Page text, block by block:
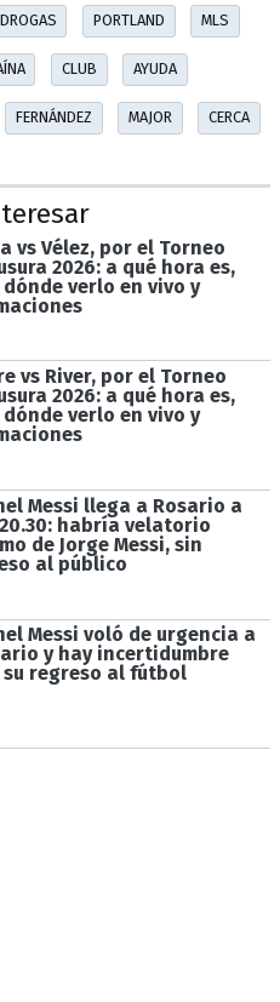
DROGAS PORTLAND MLS
CLUB AYUDA
FERNÁNDEZ MAJOR CERCA
vs Vélez, por el Torneo
2026: a qué hora es,
verlo en vivo y
vs River, por el Torneo
2026: a qué hora es,
verlo en vivo y
Messi llega a Rosario a
habría velatorio
de Jorge Messi, sin
al público
Messi voló de urgencia a
y hay incertidumbre
regreso al fútbol